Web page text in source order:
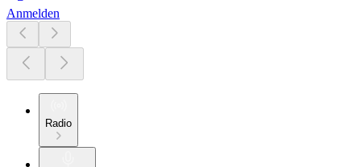
Anmelden
Radio